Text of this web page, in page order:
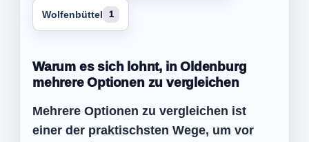
Wolfenbüttel 1
Warum es sich lohnt, in Oldenburg
mehrere Optionen zu vergleichen
Mehrere Optionen zu vergleichen ist
einer der praktischsten Wege, um vor